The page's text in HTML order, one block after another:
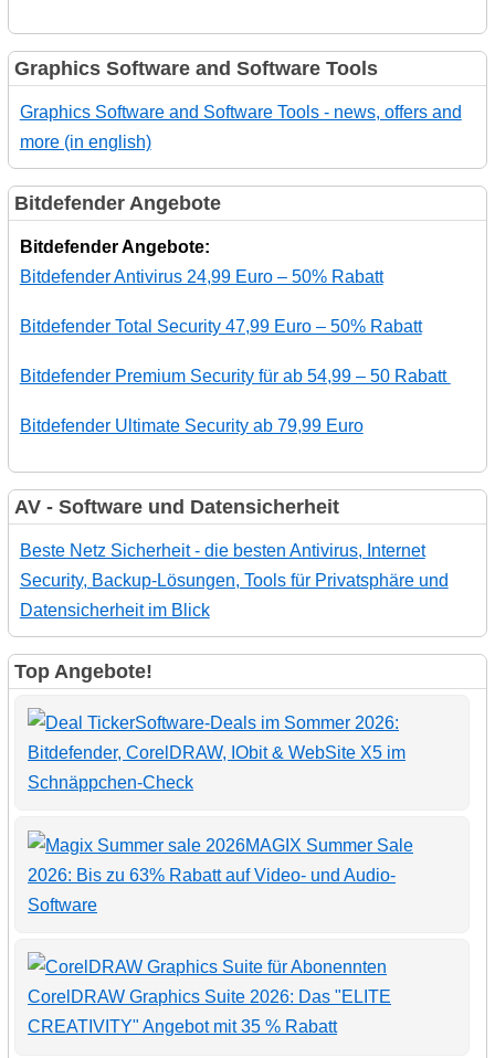
Graphics Software and Software Tools
Graphics Software and Software Tools - news, offers and
more (in english)
Bitdefender Angebote
Bitdefender Angebote:
Bitdefender Antivirus 24,99 Euro – 50% Rabatt
Bitdefender Total Security 47,99 Euro – 50% Rabatt
Bitdefender Premium Security für ab 54,99 – 50 Rabatt
Bitdefender Ultimate Security ab 79,99 Euro
AV - Software und Datensicherheit
Beste Netz Sicherheit - die besten Antivirus, Internet
Security, Backup-Lösungen, Tools für Privatsphäre und
Datensicherheit im Blick
Top Angebote!
Software-Deals im Sommer 2026:
Bitdefender, CorelDRAW, IObit & WebSite X5 im
Schnäppchen-Check
MAGIX Summer Sale
2026: Bis zu 63% Rabatt auf Video- und Audio-
Software
CorelDRAW Graphics Suite 2026: Das "ELITE
CREATIVITY" Angebot mit 35 % Rabatt